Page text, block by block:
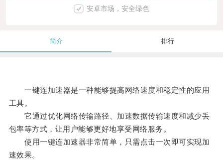
安卓市场，安全绿色
简介 排行
一键连加速器是一种能够提高网络速度和稳定性的应用
工具。
它通过优化网络传输路径、加速数据传输速度和减少丢
包率等方式，让用户能够更好地享受网络服务。
使用一键连加速器非常简单，只需点击一次即可实现加
速效果。